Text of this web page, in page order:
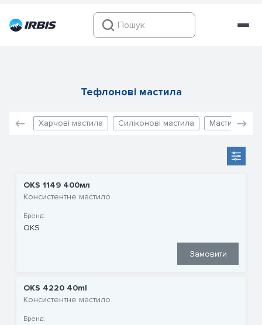
Тефлонові мастила
Харчові мастила Силіконові мастила Мастила для
OKS 1149 400мл
Консистентне мастило
Бренд:
OKS
Замовити
OKS 4220 40ml
Консистентне мастило
Бренд: